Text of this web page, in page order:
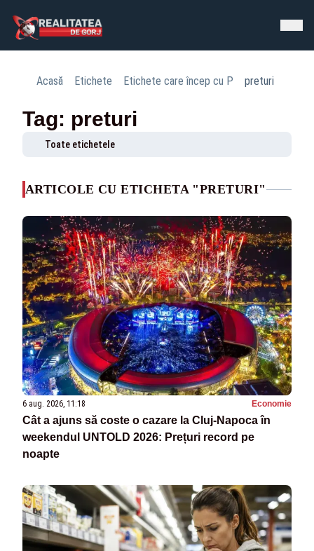
Acasă Etichete Etichete care încep cu P preturi
Tag: preturi
Toate etichetele
ARTICOLE CU ETICHETA "PRETURI"
6 aug. 2026, 11:18 Economie
Cât a ajuns să coste o cazare la Cluj-Napoca în
weekendul UNTOLD 2026: Prețuri record pe
noapte